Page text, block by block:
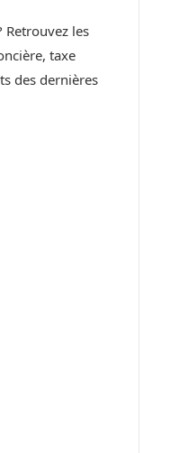
Retrouvez les
taxe
des dernières